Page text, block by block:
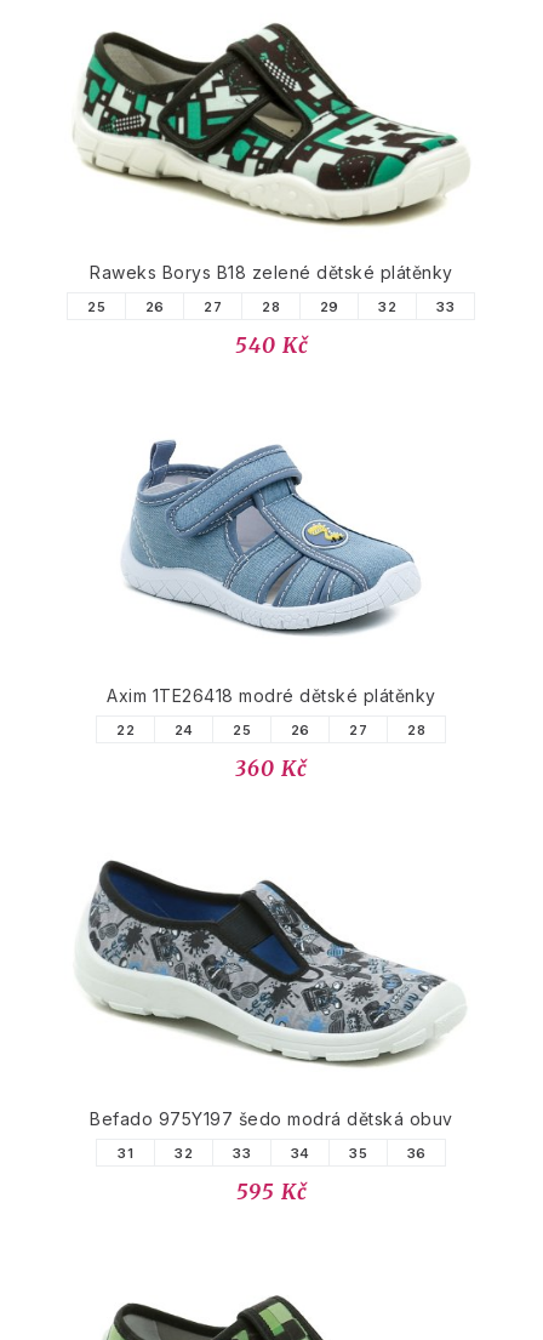
Raweks Borys B18 zelené dětské plátěnky
25 26 27 28 29 32 33
540 Kč
Axim 1TE26418 modré dětské plátěnky
22 24 25 26 27 28
360 Kč
Befado 975Y197 šedo modrá dětská obuv
31 32 33 34 35 36
595 Kč